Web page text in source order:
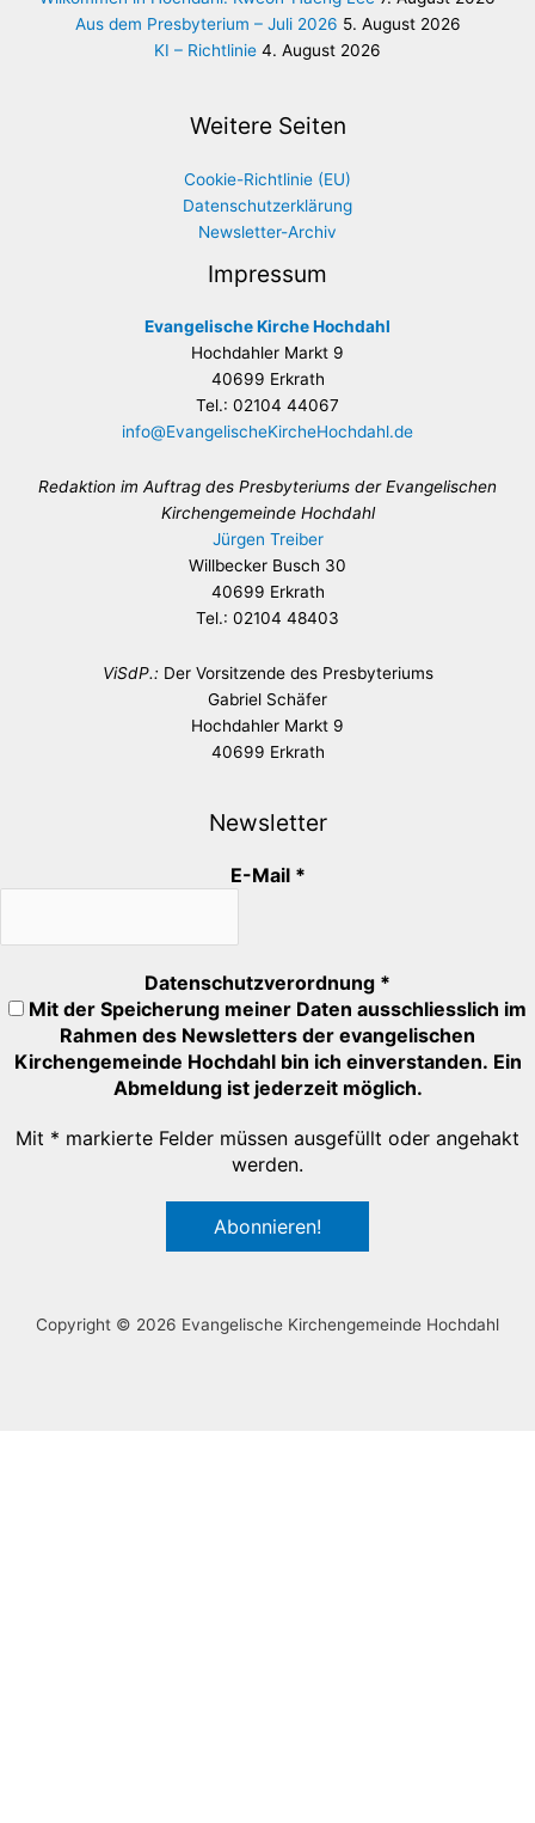
Aus dem Presbyterium – Juli 2026 5. August 2026
KI – Richtlinie 4. August 2026
Weitere Seiten
Cookie-Richtlinie (EU)
Datenschutzerklärung
Newsletter-Archiv
Impressum
Evangelische Kirche Hochdahl
Hochdahler Markt 9
40699 Erkrath
Tel.: 02104 44067
info@EvangelischeKircheHochdahl.de
Redaktion im Auftrag des Presbyteriums der Evangelischen
Kirchengemeinde Hochdahl
Jürgen Treiber
Willbecker Busch 30
40699 Erkrath
Tel.: 02104 48403
ViSdP.: Der Vorsitzende des Presbyteriums
Gabriel Schäfer
Hochdahler Markt 9
40699 Erkrath
Newsletter
E-Mail *
Datenschutzverordnung *
Mit der Speicherung meiner Daten ausschliesslich im
Rahmen des Newsletters der evangelischen
Kirchengemeinde Hochdahl bin ich einverstanden. Ein
Abmeldung ist jederzeit möglich.
Mit * markierte Felder müssen ausgefüllt oder angehakt
werden.
Copyright © 2026 Evangelische Kirchengemeinde Hochdahl